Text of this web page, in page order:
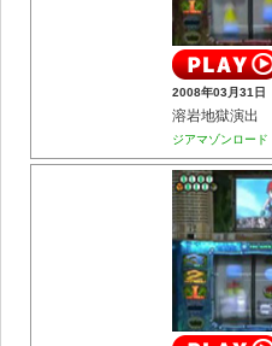
2008年03月31日
溶岩地獄演出
ジアマゾンロード